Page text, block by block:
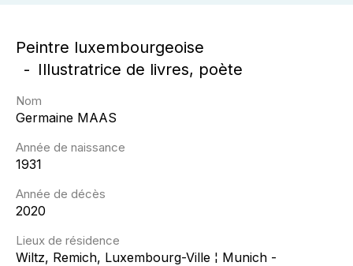
Peintre luxembourgeoise
Illustratrice de livres, poète
Nom
Germaine MAAS
Année de naissance
1931
Année de décès
2020
Lieux de résidence
Wiltz, Remich, Luxembourg-Ville ¦ Munich -